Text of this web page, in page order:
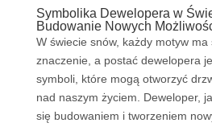
Symbolika Dewelopera w
Budowanie Nowych
W świecie snów, każdy motyw ma
znaczenie, a postać dewelopera
symboli, które mogą otworzyć
nad naszym życiem. Deweloper,
się budowaniem i tworzeniem